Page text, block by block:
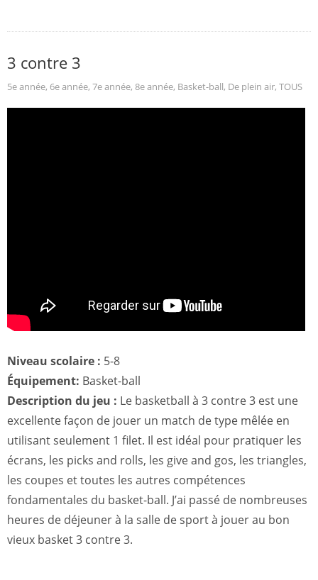
3 contre 3
5e année, 6e année, 7e année, 8e année, Basket-ball, De plein air, TOUS
Niveau scolaire : 5-8
Équipement: Basket-ball
Description du jeu : Le basketball à 3 contre 3 est une
excellente façon de jouer un match de type mêlée en
utilisant seulement 1 filet. Il est idéal pour pratiquer les
écrans, les picks and rolls, les give and gos, les triangles,
les coupes et toutes les autres compétences
fondamentales du basket-ball. J’ai passé de nombreuses
heures de déjeuner à la salle de sport à jouer au bon
vieux basket 3 contre 3.